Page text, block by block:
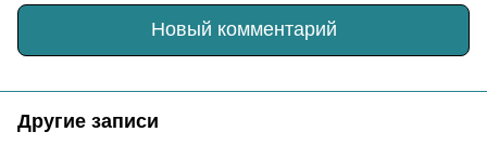
Новый комментарий
Другие записи